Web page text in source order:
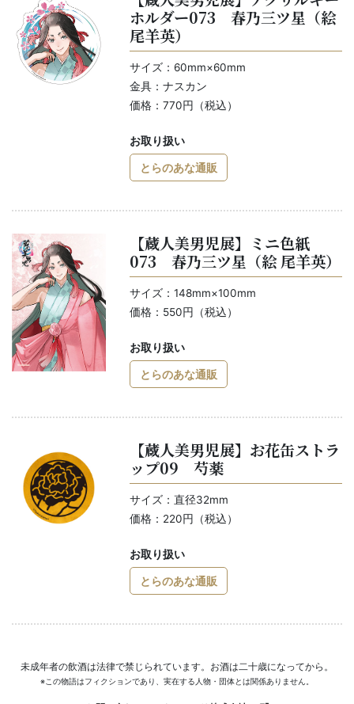
ホルダー073 春乃三ツ星（絵
尾羊英）
サイズ：60mm×60mm
金具：ナスカン
価格：770円（税込）
お取り扱い
とらのあな通販
【蔵人美男児展】ミニ色紙
073 春乃三ツ星（絵 尾羊英）
サイズ：148mm×100mm
価格：550円（税込）
お取り扱い
とらのあな通販
【蔵人美男児展】お花缶ストラ
ップ09 芍薬
サイズ：直径32mm
価格：220円（税込）
お取り扱い
とらのあな通販
未成年者の飲酒は法律で禁じられています。お酒は二十歳になってから。
※この物語はフィクションであり、実在する人物・団体とは関係ありません。